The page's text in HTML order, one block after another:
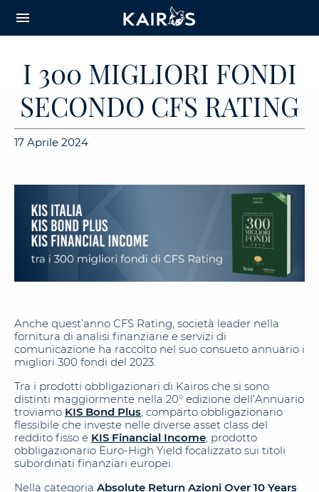
CONTENT
menu
I 300 MIGLIORI FONDI
SECONDO CFS RATING
17 Aprile 2024
Anche quest’anno CFS Rating, società leader nella
fornitura di analisi finanziarie e servizi di
comunicazione ha raccolto nel suo consueto annuario i
migliori 300 fondi del 2023.
Tra i prodotti obbligazionari di Kairos che si sono
distinti maggiormente nella 20° edizione dell’Annuario
troviamo KIS Bond Plus , comparto obbligazionario
flessibile che investe nelle diverse asset class del
reddito fisso e KIS Financial Income , prodotto
obbligazionario Euro-High Yield focalizzato sui titoli
subordinati finanziari europei.
Nella categoria Absolute Return Azioni Over 10 Years